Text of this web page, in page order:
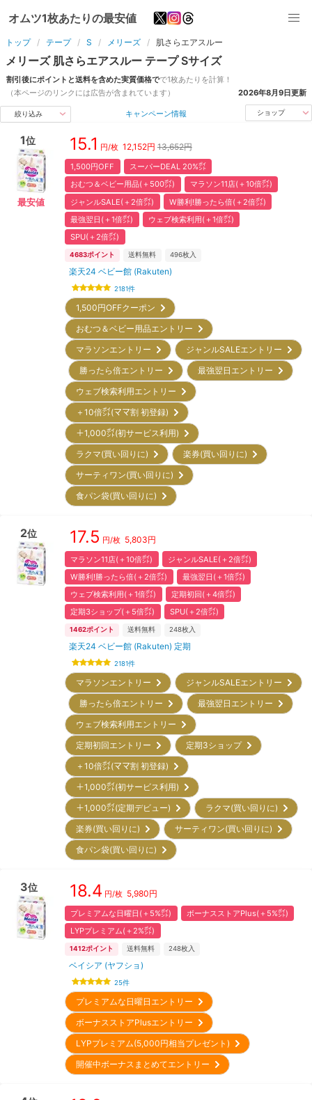
オムツ1枚あたりの最安値
トップ テープ S メリーズ 肌さらエアスルー
メリーズ 肌さらエアスルー テープ Sサイズ
割引後にポイントと送料を含めた実質価格でで1枚あたりを計算！
（本ページのリンクには広告が含まれています）
2026年8月9日更新
絞り込み キャンペーン情報 ショップ
1位
最安値
15.1 円/枚 12,152円 13,652円
1,500円OFF
スーパーDEAL 20%㌽
おむつ＆ベビー用品(＋500㌽)
マラソン11店(＋10倍㌽)
ジャンルSALE(＋2倍㌽)
W勝利!勝ったら倍(＋2倍㌽)
最強翌日(＋1倍㌽)
ウェブ検索利用(＋1倍㌽)
SPU(＋2倍㌽)
4683ポイント 送料無料 496枚入
楽天24 ベビー館 (Rakuten)
2181件
1,500円OFFクーポン
おむつ＆ベビー用品エントリー
マラソンエントリー
ジャンルSALEエントリー
勝ったら倍エントリー
最強翌日エントリー
ウェブ検索利用エントリー
＋10倍㌽(ママ割 初登録)
＋1,000㌽(初サービス利用)
ラクマ(買い回りに)
楽券(買い回りに)
サーティワン(買い回りに)
食パン袋(買い回りに)
2位 17.5 円/枚 5,803円
マラソン11店(＋10倍㌽)
ジャンルSALE(＋2倍㌽)
W勝利!勝ったら倍(＋2倍㌽)
最強翌日(＋1倍㌽)
ウェブ検索利用(＋1倍㌽)
定期初回(＋4倍㌽)
定期3ショップ(＋5倍㌽)
SPU(＋2倍㌽)
1462ポイント 送料無料 248枚入
楽天24 ベビー館 (Rakuten) 定期
2181件
マラソンエントリー
ジャンルSALEエントリー
勝ったら倍エントリー
最強翌日エントリー
ウェブ検索利用エントリー
定期初回エントリー
定期3ショップ
＋10倍㌽(ママ割 初登録)
＋1,000㌽(初サービス利用)
＋1,000㌽(定期デビュー)
ラクマ(買い回りに)
楽券(買い回りに)
サーティワン(買い回りに)
食パン袋(買い回りに)
3位 18.4 円/枚 5,980円
プレミアムな日曜日(＋5%㌽)
ボーナスストアPlus(＋5%㌽)
LYPプレミアム(＋2%㌽)
1412ポイント 送料無料 248枚入
ベイシア (ヤフショ)
25件
プレミアムな日曜日エントリー
ボーナスストアPlusエントリー
LYPプレミアム(5,000円相当プレゼント)
開催中ボーナスまとめてエントリー